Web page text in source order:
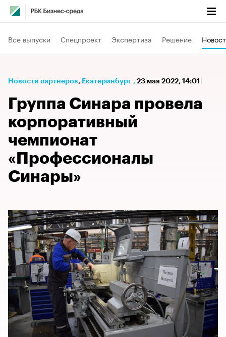
Все выпуски Спецпроект Экспертиза Решение
Новости партнеров⁠, Екатеринбург , 23 мая 2022, 14:01
Группа Синара провела
корпоративный
чемпионат
«Профессионалы
Синары»